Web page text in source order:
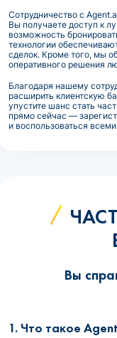
Сотрудничество с
Вы получаете доступ к
возможность
технологии
сделок. Кроме того, мы
оперативного решения
Благодаря нашему
расширить клиентскую
упустите шанс стать
прямо сейчас —
и воспользоваться
Вы
1. Что такое